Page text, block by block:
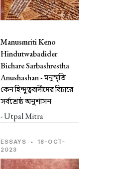
Manusmriti Keno
Hindutwabadider
Bichare Sarbashrestha
Anushashan -মনুস্মৃতি
কেন হিন্দুত্ববাদীদের বিচারে
সর্বশ্রেষ্ঠ অনুশাসন
- Utpal Mitra
ESSAYS •
18-OCT-
2023